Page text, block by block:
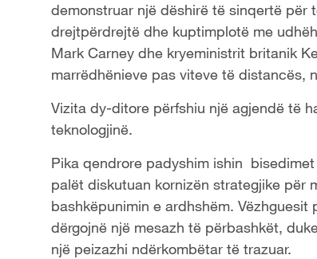
demonstruar një dëshirë të sinqertë për
drejtpërdrejtë dhe kuptimplotë me
Mark Carney dhe kryeministrit britanik
marrëdhënieve pas viteve të distancës,
Vizita dy-ditore përfshiu një agjendë të
teknologjinë.
Pika qendrore padyshim ishin
palët diskutuan kornizën strategjike për
bashkëpunimin e ardhshëm.
dërgojnë një mesazh të përbashkët,
një peizazhi ndërkombëtar të trazuar.